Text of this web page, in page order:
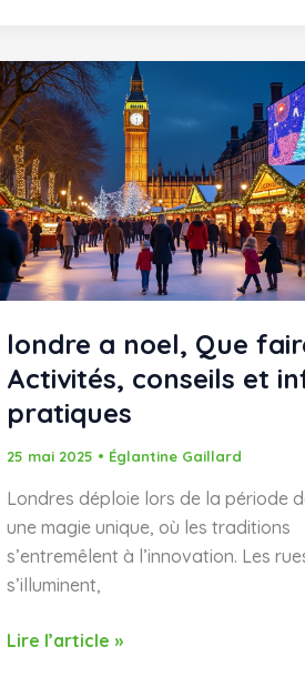
pour
une
visite
inoubliable
londre a noel, Que
Activités, conseils et
pratiques
25 mai 2025 • Églantine Gaillard
Londres déploie lors de la période
une magie unique, où les traditions
s’entremêlent à l’innovation. Les
s’illuminent,
londre
Lire l’article »